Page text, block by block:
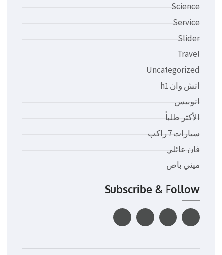
Science
Service
Slider
Travel
Uncategorized
اتش وان h1
اتوبيس
الأكثر طلباً
سيارات 7 راكب
فان عائلي
ميني باص
Subscribe & Follow